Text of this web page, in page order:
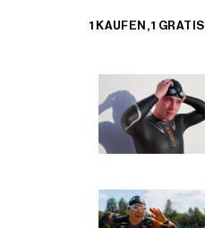
1 KAUFEN, 1 GRATIS